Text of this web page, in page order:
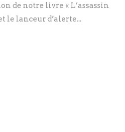
de notre livre « L’assassin
le lanceur d’alerte...